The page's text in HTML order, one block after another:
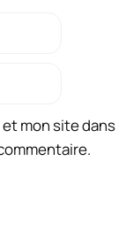
mon site dans